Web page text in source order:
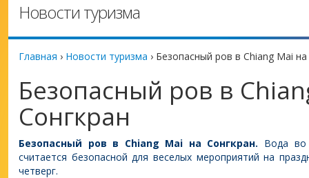
Новости туризма
Главная › Новости туризма › Безопасный ров в Chiang Mai
Безопасный ров в
Сонгкран
Безопасный ров в Chiang Mai на Сонгкран. Вода во
считается безопасной для веселых мероприятий на
четверг.